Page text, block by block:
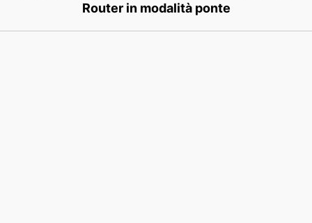
Router in modalità ponte